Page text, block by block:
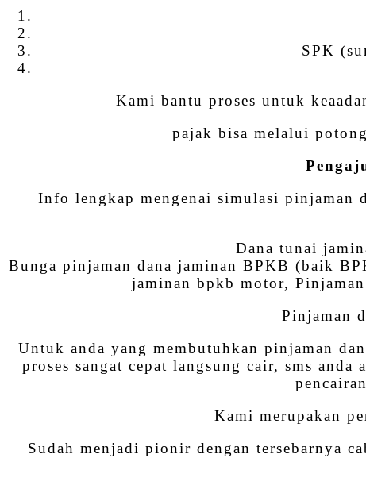
SPK
Kami bantu proses untuk
pajak bisa melalui
Info lengkap mengenai simulasi pinjaman
Dana tunai
Bunga pinjaman dana jaminan BPKB (baik
jaminan bpkb motor,
Pinjaman
Untuk anda yang membutuhkan pinjaman
proses sangat cepat langsung cair, sms
Kami merupakan
Sudah menjadi pionir dengan tersebarnya